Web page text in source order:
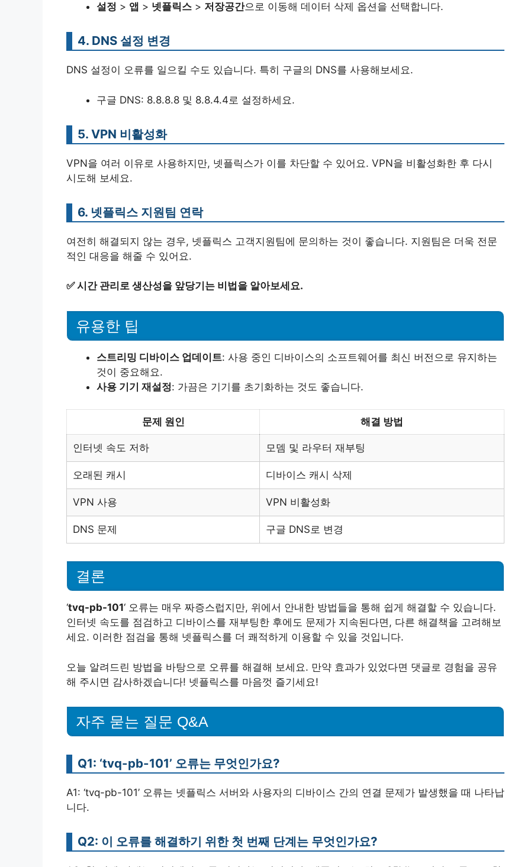
설정 > 앱 > 넷플릭스 > 저장공간으로 이동해 데이터 삭제 옵션을 선택합니다.
4. DNS 설정 변경
DNS 설정이 오류를 일으킬 수도 있습니다. 특히 구글의 DNS를 사용해보세요.
구글 DNS: 8.8.8.8 및 8.8.4.4로 설정하세요.
5. VPN 비활성화
VPN을 여러 이유로 사용하지만, 넷플릭스가 이를 차단할 수 있어요. VPN을 비활성화한 후 다시
시도해 보세요.
6. 넷플릭스 지원팀 연락
여전히 해결되지 않는 경우, 넷플릭스 고객지원팀에 문의하는 것이 좋습니다. 지원팀은 더욱 전문
적인 대응을 해줄 수 있어요.
✅시간 관리로 생산성을 앞당기는 비법을 알아보세요.
유용한 팁
스트리밍 디바이스 업데이트: 사용 중인 디바이스의 소프트웨어를 최신 버전으로 유지하는
것이 중요해요.
사용 기기 재설정: 가끔은 기기를 초기화하는 것도 좋습니다.
문제 원인 해결 방법
인터넷 속도 저하 모뎀 및 라우터 재부팅
오래된 캐시 디바이스 캐시 삭제
VPN 사용 VPN 비활성화
DNS 문제 구글 DNS로 변경
결론
‘tvq-pb-101‘ 오류는 매우 짜증스럽지만, 위에서 안내한 방법들을 통해 쉽게 해결할 수 있습니다.
인터넷 속도를 점검하고 디바이스를 재부팅한 후에도 문제가 지속된다면, 다른 해결책을 고려해보
세요. 이러한 점검을 통해 넷플릭스를 더 쾌적하게 이용할 수 있을 것입니다.
오늘 알려드린 방법을 바탕으로 오류를 해결해 보세요. 만약 효과가 있었다면 댓글로 경험을 공유
해 주시면 감사하겠습니다! 넷플릭스를 마음껏 즐기세요!
자주 묻는 질문 Q&A
Q1: ‘tvq-pb-101’ 오류는 무엇인가요?
A1: ‘tvq-pb-101’ 오류는 넷플릭스 서버와 사용자의 디바이스 간의 연결 문제가 발생했을 때 나타납
니다.
Q2: 이 오류를 해결하기 위한 첫 번째 단계는 무엇인가요?